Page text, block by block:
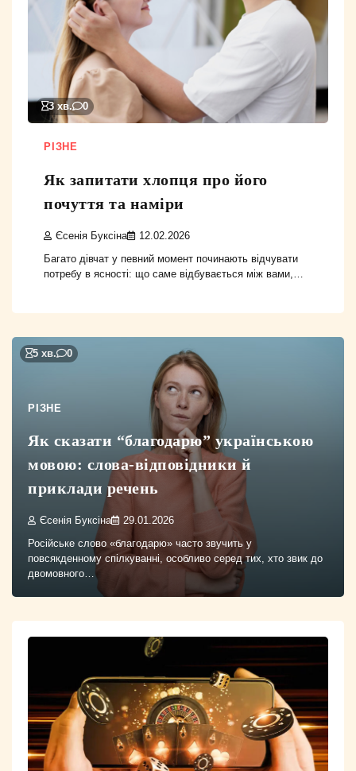
3 хв. 0
РІЗНЕ
Як запитати хлопця про його
почуття та наміри
Єсенія Буксіна 12.02.2026
Багато дівчат у певний момент починають відчувати
потребу в ясності: що саме відбувається між вами,…
5 хв. 0
РІЗНЕ
Як сказати “благодарю” українською
мовою: слова-відповідники й
приклади речень
Єсенія Буксіна 29.01.2026
Російське слово «благодарю» часто звучить у
повсякденному спілкуванні, особливо серед тих, хто звик до
двомовного…